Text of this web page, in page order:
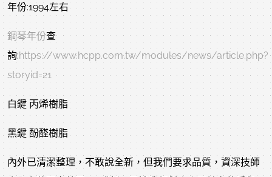
年份:1994左右
鋼琴年份查
詢:https://www.hcpp.com.tw/modules/news/article.php?
storyid=21
白鍵 丙烯樹脂
黑鍵 酚醛樹脂
內外已清潔整理，不敢說全新，但我們要求品質，資深技師